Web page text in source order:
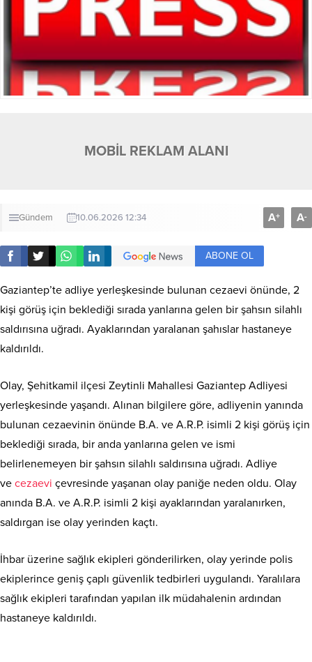
MOBİL REKLAM ALANI
Gündem 10.06.2026 12:34 A+ A-
ABONE OL
Gaziantep’te adliye yerleşkesinde bulunan cezaevi önünde, 2
kişi görüş için beklediği sırada yanlarına gelen bir şahsın silahlı
saldırısına uğradı. Ayaklarından yaralanan şahıslar hastaneye
kaldırıldı.
Olay, Şehitkamil ilçesi Zeytinli Mahallesi Gaziantep Adliyesi
yerleşkesinde yaşandı. Alınan bilgilere göre, adliyenin yanında
bulunan cezaevinin önünde B.A. ve A.R.P. isimli 2 kişi görüş için
beklediği sırada, bir anda yanlarına gelen ve ismi
belirlenemeyen bir şahsın silahlı saldırısına uğradı. Adliye
ve cezaevi çevresinde yaşanan olay paniğe neden oldu. Olay
anında B.A. ve A.R.P. isimli 2 kişi ayaklarından yaralanırken,
saldırgan ise olay yerinden kaçtı.
İhbar üzerine sağlık ekipleri gönderilirken, olay yerinde polis
ekiplerince geniş çaplı güvenlik tedbirleri uygulandı. Yaralılara
sağlık ekipleri tarafından yapılan ilk müdahalenin ardından
hastaneye kaldırıldı.